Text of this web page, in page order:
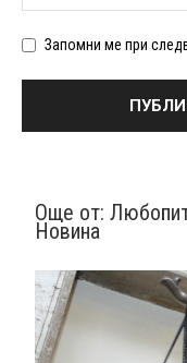
Запомни ме при
Още от:
Новина